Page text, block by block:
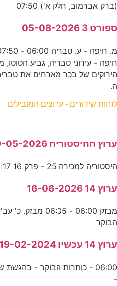
(ברק אברמוב, חלק א') 07:50
ספורט 3 05-08-2026
הירוקים של בכר מארחים את טבריה
ה.
לוחות שידורים - ערוצים המובילים
ערוץ ההיסטוריה 09-05-2026
היסטוריה למכירה 25 - פרק 16 06:17 - 06:58 עונה 25 לסדרה על
ערוץ 14 16-06-2026
מבזק 06:00 -
הבוקר
ערוץ 14 עכשיו 19-02-2024
-